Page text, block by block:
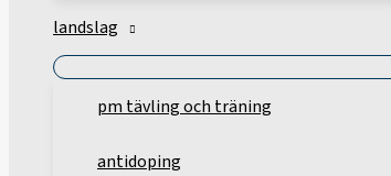
landslag
pm tävling och träning
antidoping